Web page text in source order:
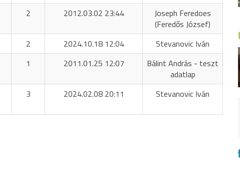
2 2012.03.02 23:44
Joseph Feredoes
(Feredős József)
2 2024.10.18 12:04
Stevanovic Iván
1 2011.01.25 12:07
Bálint András - teszt
adatlap
3 2024.02.08 20:11 Stevanovic Iván